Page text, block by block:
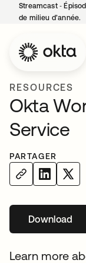
Streamcast ‑
de milieu d’année.
RESOURCES
Okta
Service
PARTAGER
Download
s’ouvre
Learn more